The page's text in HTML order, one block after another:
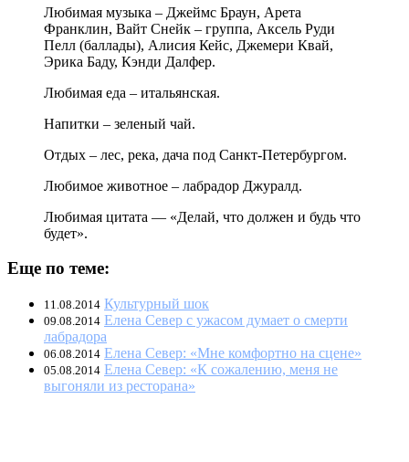
Любимая музыка – Джеймс Браун, Арета
Франклин, Вайт Снейк – группа, Аксель Руди
Пелл (баллады), Алисия Кейс, Джемери Квай,
Эрика Баду, Кэнди Далфер.
Любимая еда – итальянская.
Напитки – зеленый чай.
Отдых – лес, река, дача под Санкт-Петербургом.
Любимое животное – лабрадор Джуралд.
Любимая цитата — «Делай, что должен и будь что
будет».
Еще по теме:
11.08.2014 Культурный шок
09.08.2014 Елена Север с ужасом думает о смерти
лабрадора
06.08.2014 Елена Север: «Мне комфортно на сцене»
05.08.2014 Елена Север: «К сожалению, меня не
выгоняли из ресторана»